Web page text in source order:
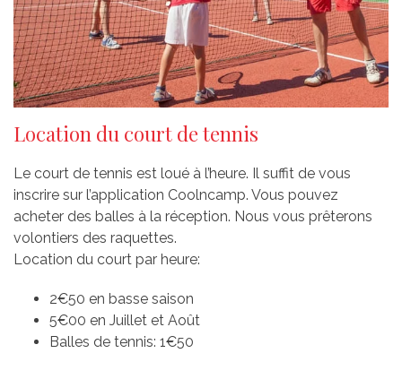
Location du court de tennis
Le court de tennis est loué à l’heure. Il suffit de vous
inscrire sur l’application Coolncamp. Vous pouvez
acheter des balles à la réception. Nous vous prêterons
volontiers des raquettes.
Location du court par heure:
2€50 en basse saison
5€00 en Juillet et Août
Balles de tennis: 1€50